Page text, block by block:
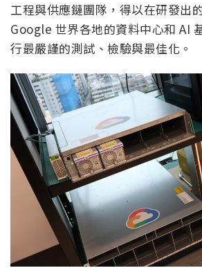
工程與供應鏈團隊，得以在研發出
Google 世界各地的資料中心和 AI
行最嚴謹的測試、檢驗與最佳化。